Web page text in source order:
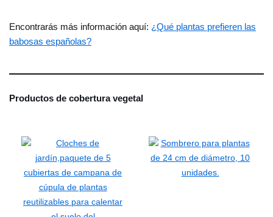
Encontrarás más información aquí: ¿Qué plantas prefieren las
babosas españolas?
Productos de cobertura vegetal